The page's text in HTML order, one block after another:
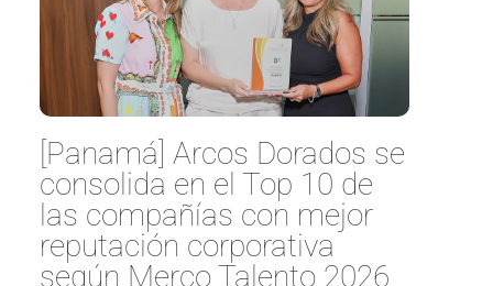
[Panamá] Arcos Dorados se
consolida en el Top 10 de
las compañías con mejor
reputación corporativa
según Merco Talento 2026